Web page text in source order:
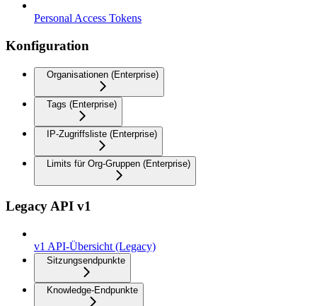
Personal Access Tokens
Konfiguration
Organisationen (Enterprise)
Tags (Enterprise)
IP-Zugriffsliste (Enterprise)
Limits für Org-Gruppen (Enterprise)
Legacy API v1
v1 API-Übersicht (Legacy)
Sitzungsendpunkte
Knowledge-Endpunkte